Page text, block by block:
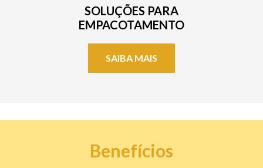
SOLUÇÕES PARA
EMPACOTAMENTO
SAIBA MAIS
Benefícios